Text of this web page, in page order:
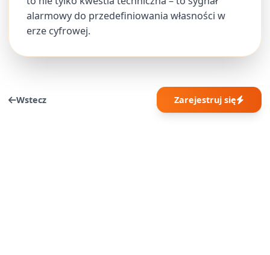
alarmowy do przedefiniowania własności w
erze cyfrowej.
Wstecz Zarejestruj się